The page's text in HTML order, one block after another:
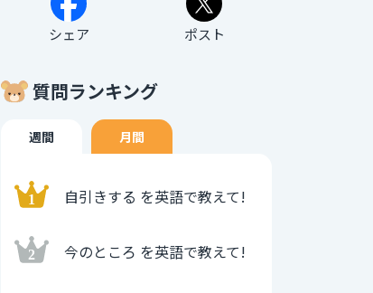
シェア ポスト
質問ランキング
週間 月間
自引きする を英語で教えて!
今のところ を英語で教えて!